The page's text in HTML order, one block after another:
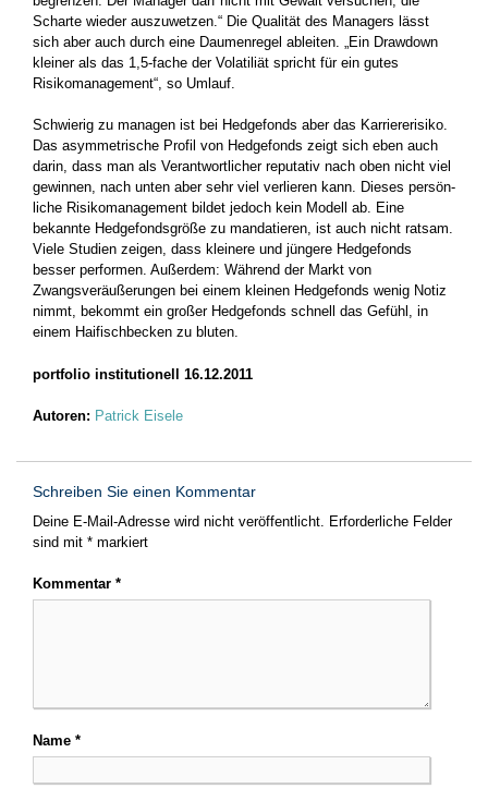
Scharte wieder auszuwetzen.“ Die Qualität des Managers lässt
sich aber auch durch eine Daumenregel ableiten. „Ein Drawdown
kleiner als das 1,5-fache der Volatiliät spricht für ein gutes
Risikomanagement“, so Umlauf.
Schwierig zu managen ist bei Hedgefonds aber das Karriererisiko.
Das asymmetrische Profil von Hedgefonds zeigt sich eben auch
darin, dass man als Verantwortlicher reputativ nach oben nicht viel
gewinnen, nach unten aber sehr viel verlieren kann. Dieses persön­
liche ­Risikomanagement bildet jedoch kein Modell ab. Eine
bekannte Hedgefondsgröße zu mandatieren, ist auch nicht ratsam.
Viele ­Studien ­zeigen, dass kleinere und jüngere Hedgefonds
besser performen. ­Außerdem: Während der Markt von
Zwangsveräuße­rungen bei einem kleinen Hedgefonds wenig Notiz
nimmt, bekommt ein großer Hedgefonds schnell das Gefühl, in
einem Haifischbecken zu bluten.
portfolio institutionell 16.12.2011
Autoren: Patrick Eisele
Schreiben Sie einen Kommentar
Deine E-Mail-Adresse wird nicht veröffentlicht. Erforderliche Felder
sind mit * markiert
Kommentar *
Name *